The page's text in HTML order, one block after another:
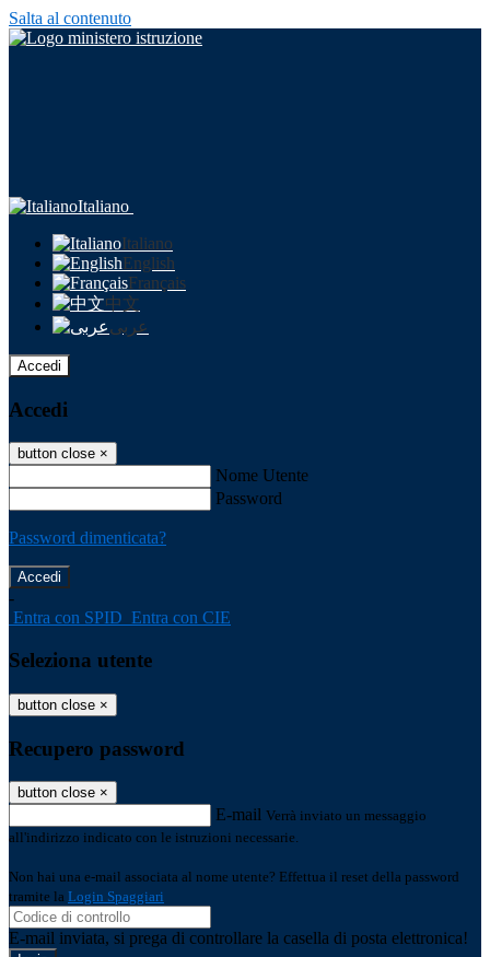
Salta al contenuto
Italiano
Italiano
English
Français
中文
عربى
Accedi
Accedi
button close ×
Nome Utente
Password
Password dimenticata?
-
Entra con SPID Entra con CIE
Seleziona utente
button close ×
Recupero password
button close ×
E-mail Verrà inviato un messaggio
all'indirizzo indicato con le istruzioni necessarie.
Non hai una e-mail associata al nome utente? Effettua il reset della password
tramite la Login Spaggiari
E-mail inviata, si prega di controllare la casella di posta elettronica!